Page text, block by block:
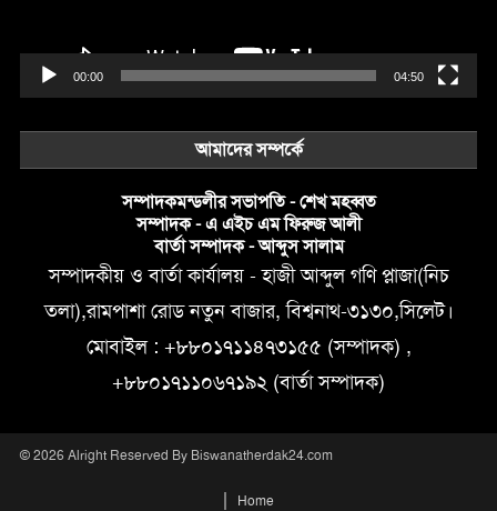
00:00 04:50
আমাদের সম্পর্কে
সম্পাদকমন্ডলীর সভাপতি - শেখ মহব্বত
সম্পাদক - এ এইচ এম ফিরুজ আলী
বার্তা সম্পাদক - আব্দুস সালাম
সম্পাদকীয় ও বার্তা কার্যালয় - হাজী আব্দুল গণি প্লাজা(নিচ
তলা),রামপাশা রোড নতুন বাজার, বিশ্বনাথ-৩১৩০,সিলেট।
মোবাইল : +৮৮০১৭১১৪৭৩১৫৫ (সম্পাদক) ,
+৮৮০১৭১১০৬৭১৯২ (বার্তা সম্পাদক)
© 2026 Alright Reserved By Biswanatherdak24.com
Home